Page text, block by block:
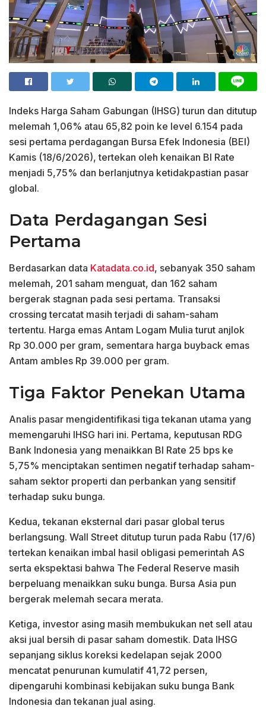
Indeks Harga Saham Gabungan (IHSG) turun dan ditutup
melemah 1,06% atau 65,82 poin ke level 6.154 pada
sesi pertama perdagangan Bursa Efek Indonesia (BEI)
Kamis (18/6/2026), tertekan oleh kenaikan BI Rate
menjadi 5,75% dan berlanjutnya ketidakpastian pasar
global.
Data Perdagangan Sesi
Pertama
Berdasarkan data Katadata.co.id, sebanyak 350 saham
melemah, 201 saham menguat, dan 162 saham
bergerak stagnan pada sesi pertama. Transaksi
crossing tercatat masih terjadi di saham-saham
tertentu. Harga emas Antam Logam Mulia turut anjlok
Rp 30.000 per gram, sementara harga buyback emas
Antam ambles Rp 39.000 per gram.
Tiga Faktor Penekan Utama
Analis pasar mengidentifikasi tiga tekanan utama yang
memengaruhi IHSG hari ini. Pertama, keputusan RDG
Bank Indonesia yang menaikkan BI Rate 25 bps ke
5,75% menciptakan sentimen negatif terhadap saham-
saham sektor properti dan perbankan yang sensitif
terhadap suku bunga.
Kedua, tekanan eksternal dari pasar global terus
berlangsung. Wall Street ditutup turun pada Rabu (17/6)
tertekan kenaikan imbal hasil obligasi pemerintah AS
serta ekspektasi bahwa The Federal Reserve masih
berpeluang menaikkan suku bunga. Bursa Asia pun
bergerak melemah secara merata.
Ketiga, investor asing masih membukukan net sell atau
aksi jual bersih di pasar saham domestik. Data IHSG
sepanjang siklus koreksi kedelapan sejak 2000
mencatat penurunan kumulatif 41,72 persen,
dipengaruhi kombinasi kebijakan suku bunga Bank
Indonesia dan tekanan jual asing.